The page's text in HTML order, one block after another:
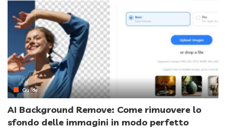
Guide
AI Background Remove: Come rimuovere lo
sfondo delle immagini in modo perfetto